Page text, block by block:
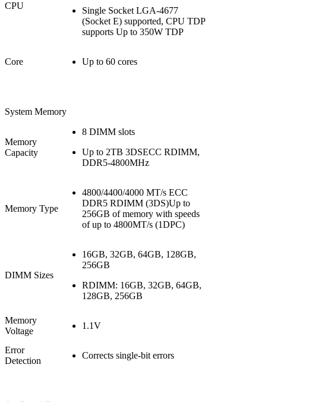
CPU
Single Socket LGA-4677
(Socket E) supported, CPU TDP
supports Up to 350W TDP
Core Up to 60 cores
System Memory
Memory
Capacity
8 DIMM slots
Up to 2TB 3DSECC RDIMM,
DDR5-4800MHz
Memory Type
4800/4400/4000 MT/s ECC
DDR5 RDIMM (3DS)Up to
256GB of memory with speeds
of up to 4800MT/s (1DPC)
DIMM Sizes
16GB, 32GB, 64GB, 128GB,
256GB
RDIMM: 16GB, 32GB, 64GB,
128GB, 256GB
Memory
Voltage
1.1V
Error
Detection
Corrects single-bit errors